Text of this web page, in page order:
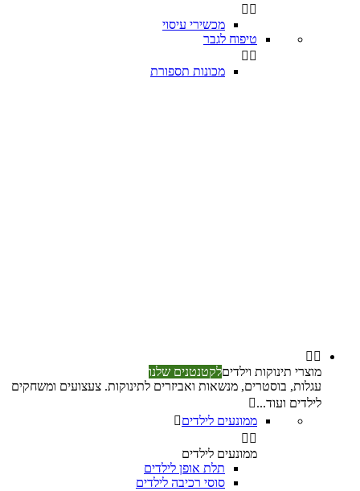
 
מכשירי עיסוי
טיפוח לגבר
 
מכונות תספורת
 
מוצרי תינוקות וילדיםלקטנטנים שלנו
עגלות, בוסטרים, מנשאות ואביזרים לתינוקות. צעצועים ומשחקים
לילדים ועוד...
ממונעים לילדים
 
ממונעים לילדים
תלת אופן לילדים
סוסי רכיבה לילדים